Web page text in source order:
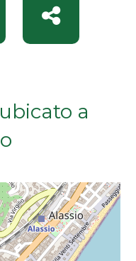
37619Rif. MOS 37619
Condividi
a